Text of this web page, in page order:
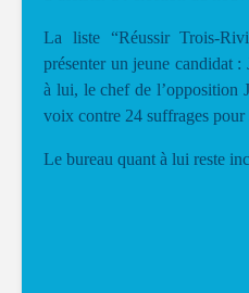
La liste “Réussir Trois-
présenter un jeune candidat
à lui, le chef de l’opposition
voix contre 24 suffrages pour
Le bureau quant à lui reste